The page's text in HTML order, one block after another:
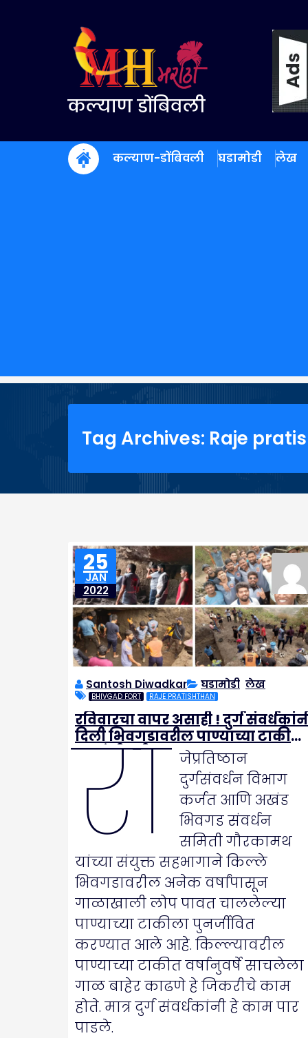
कल्याण डोंबिवली
कल्याण-डोंबिवली घडामोडी लेख
Tag Archives: Raje
25
JAN
2022
Santosh Diwadkar घडामोडी लेख
BHIVGAD FORT RAJE PRATISHTHAN
रविवारचा वापर असाही ! दुर्ग
दिली भिवगडावरील पाण्याच्या टाकीला
नवसंजीवनी
रा
जेप्रतिष्ठान
दुर्गसंवर्धन विभाग
कर्जत आणि अखंड
भिवगड संवर्धन
समिती गौरकामथ
यांच्या संयुक्त सहभागाने किल्ले
भिवगडावरील अनेक वर्षांपासून
गाळाखाली लोप पावत चाललेल्या
पाण्याच्या टाकीला पुनर्जीवित
करण्यात आले आहे. किल्ल्यावरील
पाण्याच्या टाकीत वर्षानुवर्षे साचलेला
गाळ बाहेर काढणे हे जिकरीचे काम
होते. मात्र दुर्ग संवर्धकांनी हे काम पार
पाडले.